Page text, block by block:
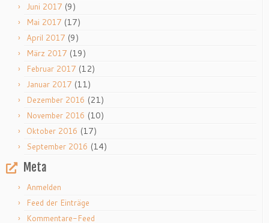
Juni 2017 (9)
Mai 2017 (17)
April 2017 (9)
März 2017 (19)
Februar 2017 (12)
Januar 2017 (11)
Dezember 2016 (21)
November 2016 (10)
Oktober 2016 (17)
September 2016 (14)
Meta
Anmelden
Feed der Einträge
Kommentare-Feed